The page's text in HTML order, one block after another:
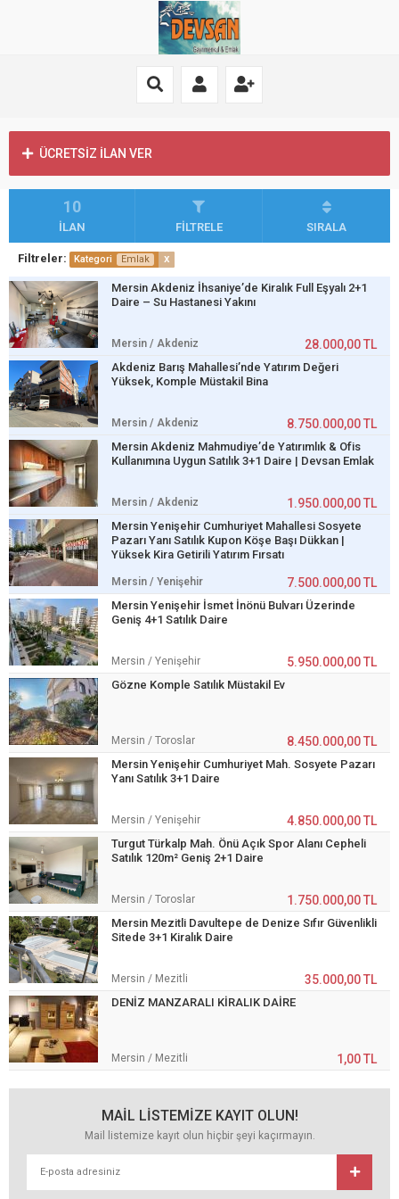
ÜCRETSİZ İLAN VER
10
İLAN FİLTRELE SIRALA
Filtreler: Kategori Emlak x
Mersin Akdeniz İhsaniye’de Kiralık Full Eşyalı 2+1
Daire – Su Hastanesi Yakını
Mersin / Akdeniz 28.000,00 TL
Akdeniz Barış Mahallesi’nde Yatırım Değeri
Yüksek, Komple Müstakil Bina
Mersin / Akdeniz 8.750.000,00 TL
Mersin Akdeniz Mahmudiye’de Yatırımlık & Ofis
Kullanımına Uygun Satılık 3+1 Daire | Devsan Emlak
Mersin / Akdeniz 1.950.000,00 TL
Mersin Yenişehir Cumhuriyet Mahallesi Sosyete
Pazarı Yanı Satılık Kupon Köşe Başı Dükkan |
Yüksek Kira Getirili Yatırım Fırsatı
Mersin / Yenişehir 7.500.000,00 TL
Mersin Yenişehir İsmet İnönü Bulvarı Üzerinde
Geniş 4+1 Satılık Daire
Mersin / Yenişehir 5.950.000,00 TL
Gözne Komple Satılık Müstakil Ev
Mersin / Toroslar 8.450.000,00 TL
Mersin Yenişehir Cumhuriyet Mah. Sosyete Pazarı
Yanı Satılık 3+1 Daire
Mersin / Yenişehir 4.850.000,00 TL
Turgut Türkalp Mah. Önü Açık Spor Alanı Cepheli
Satılık 120m² Geniş 2+1 Daire
Mersin / Toroslar 1.750.000,00 TL
Mersin Mezitli Davultepe de Denize Sıfır Güvenlikli
Sitede 3+1 Kiralık Daire
Mersin / Mezitli 35.000,00 TL
DENİZ MANZARALI KİRALIK DAİRE
Mersin / Mezitli 1,00 TL
MAİL LİSTEMİZE KAYIT OLUN!
Mail listemize kayıt olun hiçbir şeyi kaçırmayın.